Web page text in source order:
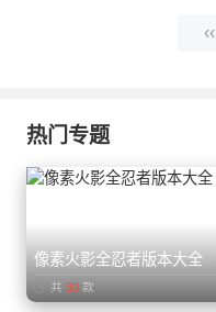
‹‹
热门专题
像素火影全忍者版本大全
共 30 款